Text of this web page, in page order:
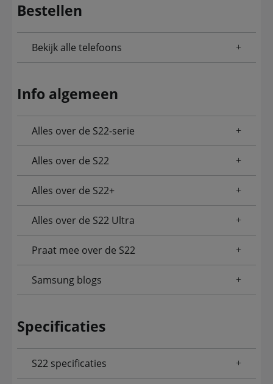
Bestellen
Bekijk alle telefoons
Info algemeen
Alles over de S22-serie
Alles over de S22
Alles over de S22+
Alles over de S22 Ultra
Praat mee over de S22
Samsung blogs
Specificaties
S22 specificaties